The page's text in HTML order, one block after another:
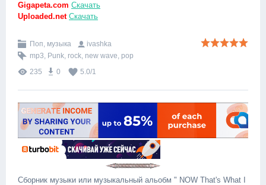
Gigapeta.com Скачать
Uploaded.net Скачать
Поп, музыка
ivashka
mp3, Punk, rock, new wave, pop
235
0 5.0/1
Сборник музыки или музыкальный альобм " NOW That's What I